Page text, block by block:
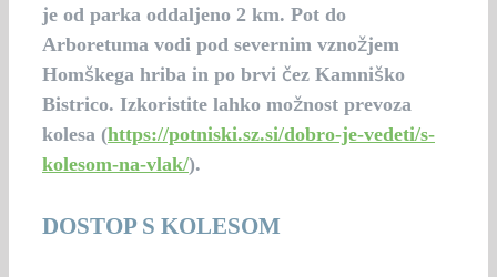
je od parka oddaljeno 2 km. Pot do
Arboretuma vodi pod severnim vznožjem
Homškega hriba in po brvi čez Kamniško
Bistrico. Izkoristite lahko možnost prevoza
kolesa (https://potniski.sz.si/dobro-je-vedeti/s-
kolesom-na-vlak/).
DOSTOP S KOLESOM